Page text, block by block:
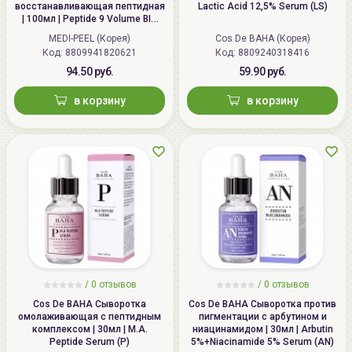
восстанавливающая пептидная
| 100мл | Peptide 9 Volume BIO
TOX Ampoule Pro
MEDI-PEEL (Корея)
Код: 8809941820621
94.50 руб.
в корзину
Lactic Acid 12,5% Serum (LS)
Cos De BAHA (Корея)
Код: 8809240318416
59.90 руб.
в корзину
/ 0 отзывов
Cos De BAHA Сыворотка
омолаживающая с пептидным
комплексом | 30мл | M.A.
Peptide Serum (P)
/ 0 отзывов
Cos De BAHA Сыворотка против
пигментации с арбутином и
ниацинамидом | 30мл | Arbutin
5%+Niacinamide 5% Serum (AN)